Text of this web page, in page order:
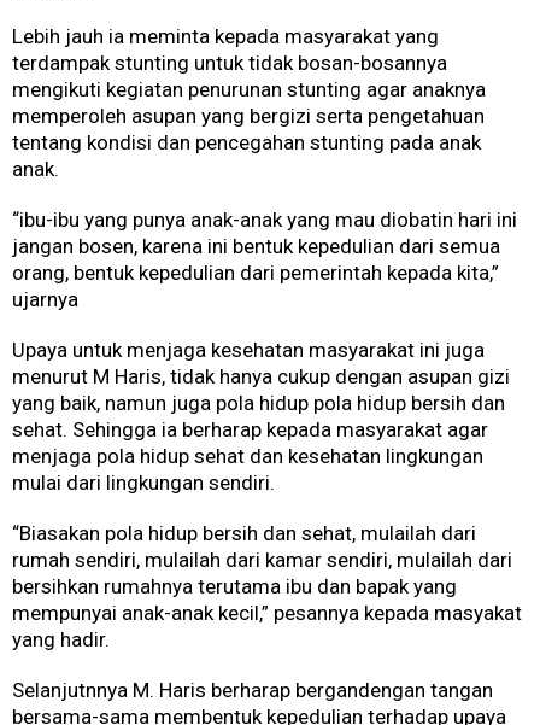
Lebih jauh ia meminta kepada masyarakat yang
terdampak stunting untuk tidak bosan-bosannya
mengikuti kegiatan penurunan stunting agar anaknya
memperoleh asupan yang bergizi serta pengetahuan
tentang kondisi dan pencegahan stunting pada anak
anak.
“ibu-ibu yang punya anak-anak yang mau diobatin hari ini
jangan bosen, karena ini bentuk kepedulian dari semua
orang, bentuk kepedulian dari pemerintah kepada kita,”
ujarnya
Upaya untuk menjaga kesehatan masyarakat ini juga
menurut M Haris, tidak hanya cukup dengan asupan gizi
yang baik, namun juga pola hidup pola hidup bersih dan
sehat. Sehingga ia berharap kepada masyarakat agar
menjaga pola hidup sehat dan kesehatan lingkungan
mulai dari lingkungan sendiri.
“Biasakan pola hidup bersih dan sehat, mulailah dari
rumah sendiri, mulailah dari kamar sendiri, mulailah dari
bersihkan rumahnya terutama ibu dan bapak yang
mempunyai anak-anak kecil,” pesannya kepada masyakat
yang hadir.
Selanjutnnya M. Haris berharap bergandengan tangan
bersama-sama membentuk kepedulian terhadap upaya